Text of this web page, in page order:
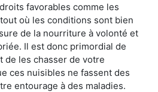
favorables comme les
où les conditions sont bien
de la nourriture à volonté et
Il est donc primordial de
de les chasser de votre
ces nuisibles ne fassent des
entourage à des maladies.